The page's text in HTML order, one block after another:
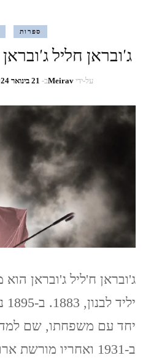
ספרות
ג'ובראן חליל
על-ידיMeiravב- 21 בינואר 2024
ג'ובראן ח'ליל ג'ובראן
יחד עם משפחתו, שם
ב-1931 ואחריו